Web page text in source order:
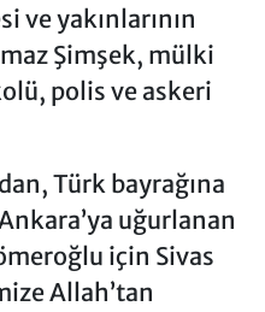
ve yakınlarının
Şimşek, mülki
polis ve askeri
Türk bayrağına
uğurlanan
için Sivas
Allah’tan